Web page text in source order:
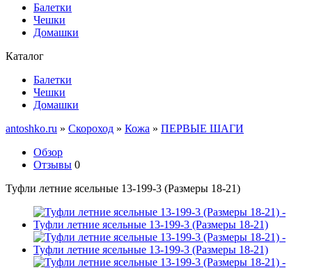
Балетки
Чешки
Домашки
Каталог
Балетки
Чешки
Домашки
antoshko.ru » Скороход » Кожа » ПЕРВЫЕ ШАГИ
Обзор
Отзывы 0
Туфли летние ясельные 13-199-3 (Размеры 18-21)